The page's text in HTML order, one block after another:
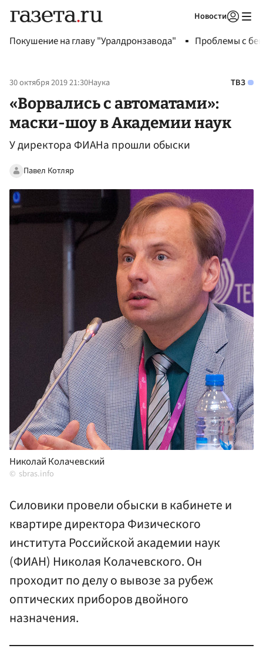
Новости
Покушение на главу "Уралдронзавода" Проблемы с
30 октября 2019 21:30Наука ТВЗ
«Ворвались с автоматами»:
маски-шоу в Академии наук
У директора ФИАНа прошли обыски
Павел Котляр
Николай Колачевский
sbras.info
Силовики провели обыски в кабинете и
квартире директора Физического
института Российской академии наук
(ФИАН) Николая Колачевского. Он
проходит по делу о вывозе за рубеж
оптических приборов двойного
назначения.